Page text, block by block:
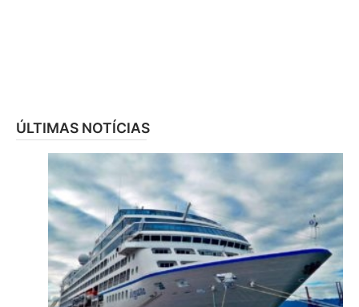
ÚLTIMAS NOTÍCIAS